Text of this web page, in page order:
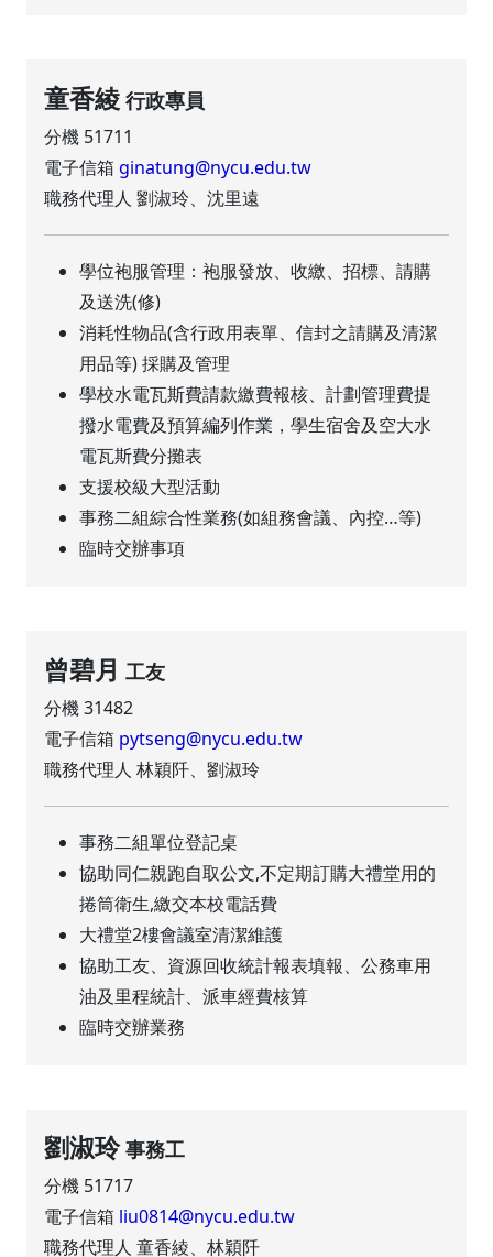
童香綾 行政專員
分機 51711
電子信箱 ginatung@nycu.edu.tw
職務代理人 劉淑玲、沈里遠
學位袍服管理：袍服發放、收繳、招標、請購
及送洗(修)
消耗性物品(含行政用表單、信封之請購及清潔
用品等) 採購及管理
學校水電瓦斯費請款繳費報核、計劃管理費提
撥水電費及預算編列作業，學生宿舍及空大水
電瓦斯費分攤表
支援校級大型活動
事務二組綜合性業務(如組務會議、內控…等)
臨時交辦事項
曾碧月 工友
分機 31482
電子信箱 pytseng@nycu.edu.tw
職務代理人 林穎阡、劉淑玲
事務二組單位登記桌
協助同仁親跑自取公文,不定期訂購大禮堂用的
捲筒衛生,繳交本校電話費
大禮堂2樓會議室清潔維護
協助工友、資源回收統計報表填報、公務車用
油及里程統計、派車經費核算
臨時交辦業務
劉淑玲事務工
分機 51717
電子信箱 liu0814@nycu.edu.tw
職務代理人 童香綾、林穎阡